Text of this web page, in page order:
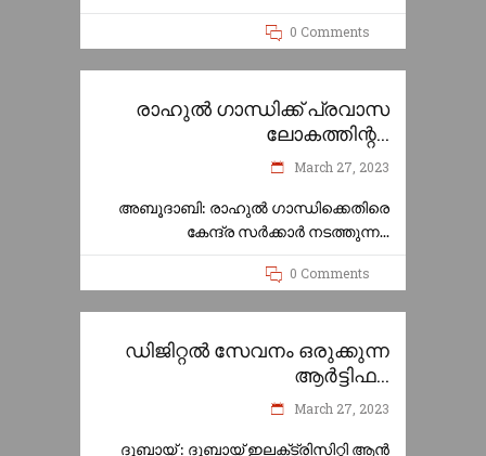
0 Comments
രാഹുൽ ഗാന്ധിക്ക് പ്രവാസ
ലോകത്തിന്റ...
March 27, 2023
അബൂദാബി: രാഹുൽ ഗാന്ധിക്കെതിരെ
കേന്ദ്ര സർക്കാർ നടത്തുന്ന
0 Comments
ഡിജിറ്റൽ സേവനം ഒരുക്കുന്ന
ആർട്ടിഫ...
March 27, 2023
ദുബായ് : ദുബായ് ഇലക്‌ട്രിസിറ്റി ആൻ